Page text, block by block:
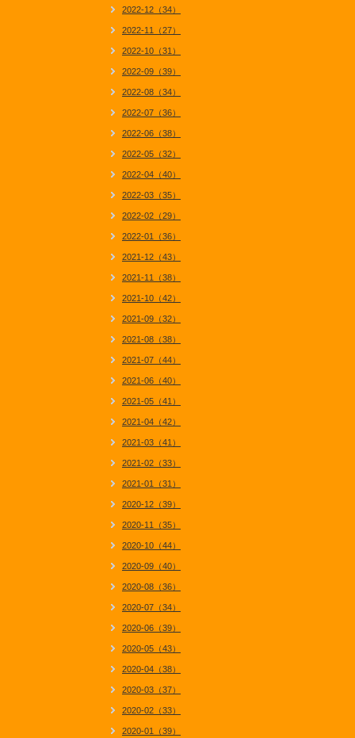
2022-12（34）
2022-11（27）
2022-10（31）
2022-09（39）
2022-08（34）
2022-07（36）
2022-06（38）
2022-05（32）
2022-04（40）
2022-03（35）
2022-02（29）
2022-01（36）
2021-12（43）
2021-11（38）
2021-10（42）
2021-09（32）
2021-08（38）
2021-07（44）
2021-06（40）
2021-05（41）
2021-04（42）
2021-03（41）
2021-02（33）
2021-01（31）
2020-12（39）
2020-11（35）
2020-10（44）
2020-09（40）
2020-08（36）
2020-07（34）
2020-06（39）
2020-05（43）
2020-04（38）
2020-03（37）
2020-02（33）
2020-01（39）